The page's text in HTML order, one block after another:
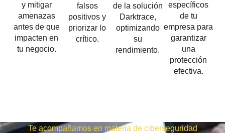
y mitigar
amenazas
antes de que
impacten en
tu negocio.
falsos
positivos y
priorizar lo
crítico.
de la solución
Darktrace,
optimizando
su
rendimiento.
específicos
de tu
empresa para
garantizar
una
protección
efectiva.
Te acompañamos en materia de ciberseguridad